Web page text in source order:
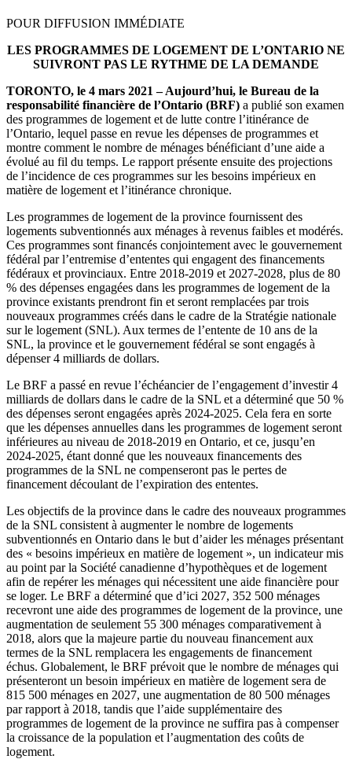
POUR DIFFUSION IMMÉDIATE
LES PROGRAMMES DE LOGEMENT DE L’ONTARIO NE
SUIVRONT PAS LE RYTHME DE LA DEMANDE
TORONTO, le 4 mars 2021 – Aujourd’hui, le Bureau de la
responsabilité financière de l’Ontario (BRF) a publié son examen
des programmes de logement et de lutte contre l’itinérance de
l’Ontario, lequel passe en revue les dépenses de programmes et
montre comment le nombre de ménages bénéficiant d’une aide a
évolué au fil du temps. Le rapport présente ensuite des projections
de l’incidence de ces programmes sur les besoins impérieux en
matière de logement et l’itinérance chronique.
Les programmes de logement de la province fournissent des
logements subventionnés aux ménages à revenus faibles et modérés.
Ces programmes sont financés conjointement avec le gouvernement
fédéral par l’entremise d’ententes qui engagent des financements
fédéraux et provinciaux. Entre 2018-2019 et 2027-2028, plus de 80
% des dépenses engagées dans les programmes de logement de la
province existants prendront fin et seront remplacées par trois
nouveaux programmes créés dans le cadre de la Stratégie nationale
sur le logement (SNL). Aux termes de l’entente de 10 ans de la
SNL, la province et le gouvernement fédéral se sont engagés à
dépenser 4 milliards de dollars.
Le BRF a passé en revue l’échéancier de l’engagement d’investir 4
milliards de dollars dans le cadre de la SNL et a déterminé que 50 %
des dépenses seront engagées après 2024-2025. Cela fera en sorte
que les dépenses annuelles dans les programmes de logement seront
inférieures au niveau de 2018-2019 en Ontario, et ce, jusqu’en
2024-2025, étant donné que les nouveaux financements des
programmes de la SNL ne compenseront pas le pertes de
financement découlant de l’expiration des ententes.
Les objectifs de la province dans le cadre des nouveaux programmes
de la SNL consistent à augmenter le nombre de logements
subventionnés en Ontario dans le but d’aider les ménages présentant
des « besoins impérieux en matière de logement », un indicateur mis
au point par la Société canadienne d’hypothèques et de logement
afin de repérer les ménages qui nécessitent une aide financière pour
se loger. Le BRF a déterminé que d’ici 2027, 352 500 ménages
recevront une aide des programmes de logement de la province, une
augmentation de seulement 55 300 ménages comparativement à
2018, alors que la majeure partie du nouveau financement aux
termes de la SNL remplacera les engagements de financement
échus. Globalement, le BRF prévoit que le nombre de ménages qui
présenteront un besoin impérieux en matière de logement sera de
815 500 ménages en 2027, une augmentation de 80 500 ménages
par rapport à 2018, tandis que l’aide supplémentaire des
programmes de logement de la province ne suffira pas à compenser
la croissance de la population et l’augmentation des coûts de
logement.